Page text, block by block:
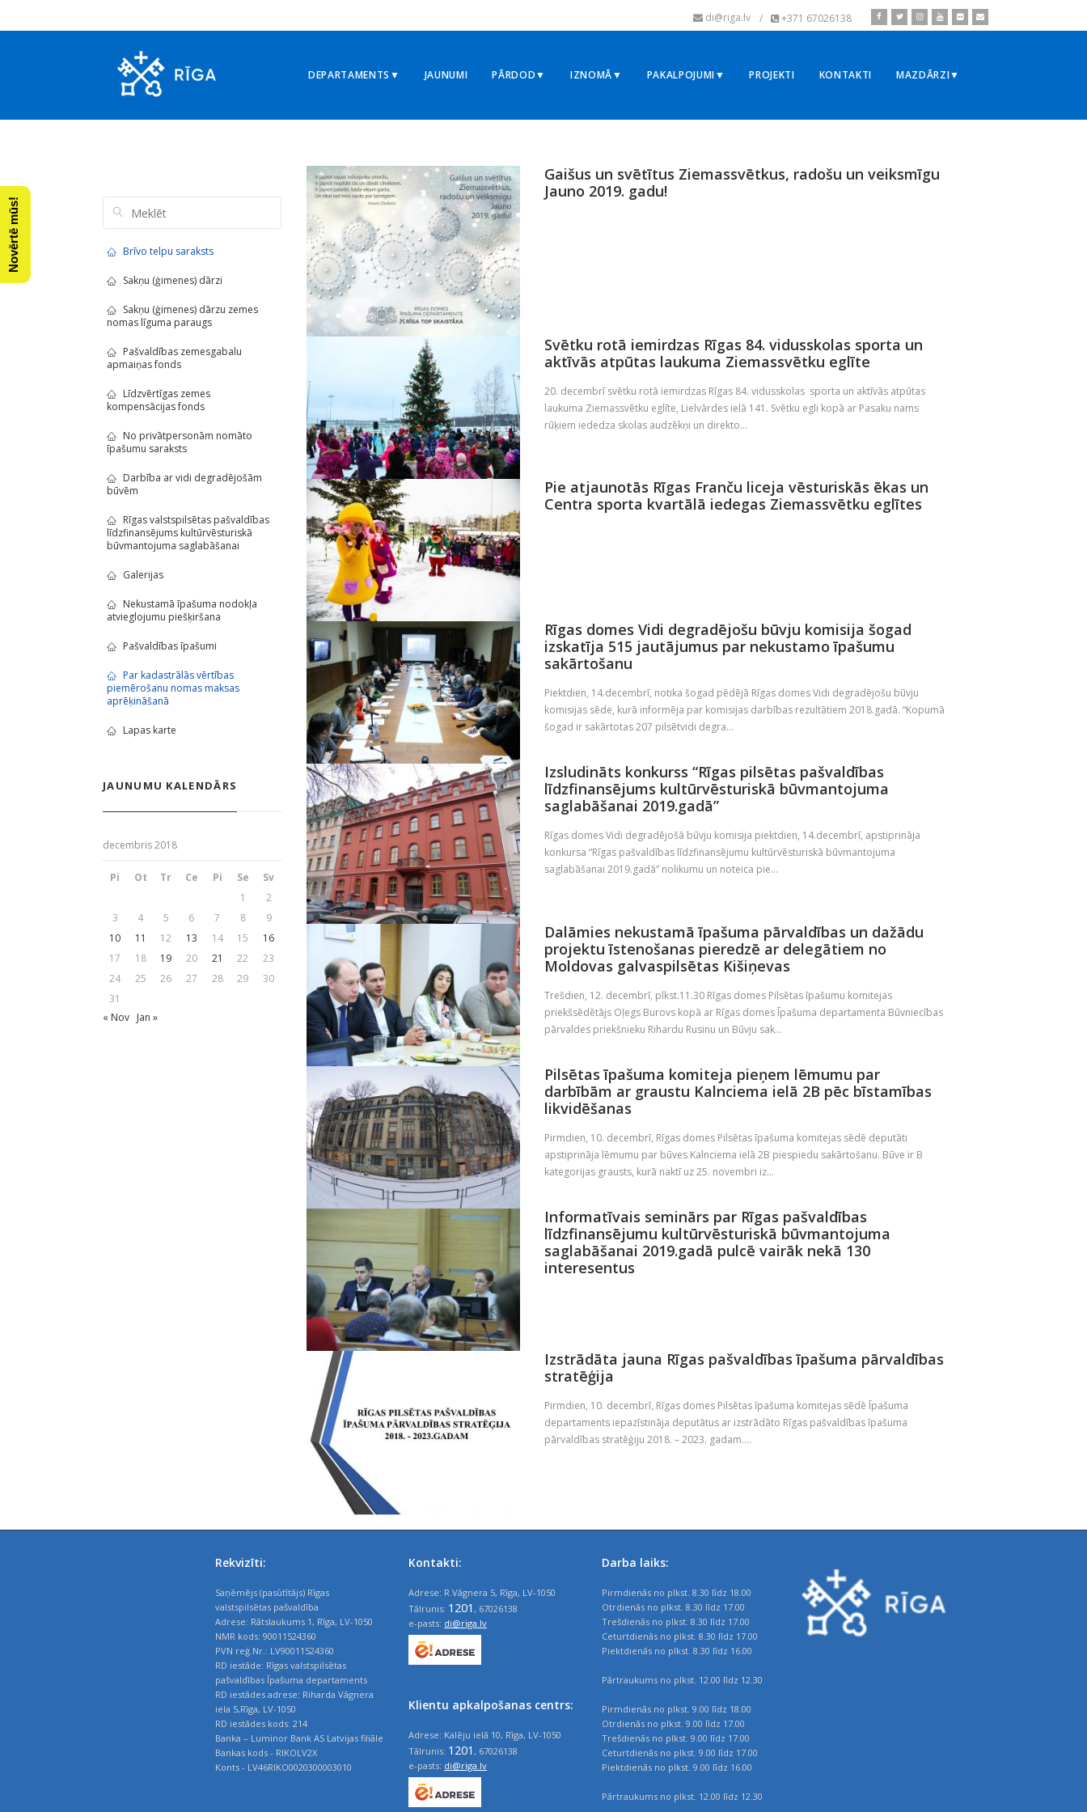
di@riga.lv / +371 67026138
DEPARTAMENTS▼ JAUNUMI PĀRDOD▼ IZNOMĀ▼ PAKALPOJUMI▼ PROJEKTI KONTAKTI MAZDĀRZI▼
Gaišus un svētītus Ziemassvētkus, radošu un veiksmīgu
Jauno 2019. gadu!
Svētku rotā iemirdzas Rīgas 84. vidusskolas sporta un
aktīvās atpūtas laukuma Ziemassvētku eglīte
20. decembrī svētku rotā iemirdzas Rīgas 84. vidusskolas sporta un aktīvās atpūtas
laukuma Ziemassvētku eglīte, Lielvārdes ielā 141. Svētku egli kopā ar Pasaku nams
rūķiem iededza skolas audzēkņi un direkto...
Pie atjaunotās Rīgas Franču liceja vēsturiskās ēkas un
Centra sporta kvartālā iedegas Ziemassvētku eglītes
Rīgas domes Vidi degradējošu būvju komisija šogad
izskatīja 515 jautājumus par nekustamo īpašumu
sakārtošanu
Piektdien, 14.decembrī, notika šogad pēdējā Rīgas domes Vidi degradējošu būvju
komisijas sēde, kurā informēja par komisijas darbības rezultātiem 2018.gadā. “Kopumā
šogad ir sakārtotas 207 pilsētvidi degra...
Izsludināts konkurss “Rīgas pilsētas pašvaldības
līdzfinansējums kultūrvēsturiskā būvmantojuma
saglabāšanai 2019.gadā”
Rīgas domes Vidi degradējošā būvju komisija piektdien, 14.decembrī, apstiprināja
konkursa “Rīgas pašvaldības līdzfinansējumu kultūrvēsturiskā būvmantojuma
saglabāšanai 2019.gadā” nolikumu un noteica pie...
Dalāmies nekustamā īpašuma pārvaldības un dažādu
projektu īstenošanas pieredzē ar delegātiem no
Moldovas galvaspilsētas Kišiņevas
Trešdien, 12. decembrī, plkst.11.30 Rīgas domes Pilsētas īpašumu komitejas
priekšsēdētājs Oļegs Burovs kopā ar Rīgas domes Īpašuma departamenta Būvniecības
pārvaldes priekšnieku Rihardu Rusinu un Būvju sak...
Pilsētas īpašuma komiteja pieņem lēmumu par
darbībām ar graustu Kalnciema ielā 2B pēc bīstamības
likvidēšanas
Pirmdien, 10. decembrī, Rīgas domes Pilsētas īpašuma komitejas sēdē deputāti
apstiprināja lēmumu par būves Kalnciema ielā 2B piespiedu sakārtošanu. Būve ir B
kategorijas grausts, kurā naktī uz 25. novembri iz...
Informatīvais seminārs par Rīgas pašvaldības
līdzfinansējumu kultūrvēsturiskā būvmantojuma
saglabāšanai 2019.gadā pulcē vairāk nekā 130
interesentus
Izstrādāta jauna Rīgas pašvaldības īpašuma pārvaldības
stratēģija
Pirmdien, 10. decembrī, Rīgas domes Pilsētas īpašuma komitejas sēdē Īpašuma
departaments iepazīstināja deputātus ar izstrādāto Rīgas pašvaldības īpašuma
pārvaldības stratēģiju 2018. – 2023. gadam....
Brīvo telpu saraksts
Sakņu (ģimenes) dārzi
Sakņu (ģimenes) dārzu zemes
nomas līguma paraugs
Pašvaldības zemesgabalu
apmaiņas fonds
Līdzvērtīgas zemes
kompensācijas fonds
No privātpersonām nomāto
īpašumu saraksts
Darbība ar vidi degradējošām
būvēm
Rīgas valstspilsētas pašvaldības
līdzfinansējums kultūrvēsturiskā
būvmantojuma saglabāšanai
Galerijas
Nekustamā īpašuma nodokļa
atvieglojumu piešķiršana
Pašvaldības īpašumi
Par kadastrālās vērtības
piemērošanu nomas maksas
aprēķināšanā
Lapas karte
JAUNUMU KALENDĀRS
decembris 2018
Pi Ot Tr Ce Pi Se
Sv
1
2
3
4 5 6 7 8
9
10
11 12 13 14 15
16
17
18 19 20 21 22
23
24
25 26 27 28 29
30
31
« Nov Jan »
Rekvizīti:
Saņēmējs (pasūtītājs) Rīgas
valstspilsētas pašvaldība
Adrese: Rātslaukums 1, Rīga, LV-1050
NMR kods: 90011524360
PVN reģ.Nr.: LV90011524360
RD iestāde: Rīgas valstspilsētas
pašvaldības Īpašuma departaments
RD iestādes adrese: Riharda Vāgnera
iela 5,Rīga, LV-1050
RD iestādes kods: 214
Banka – Luminor Bank AS Latvijas filiāle
Bankas kods - RIKOLV2X
Konts - LV46RIKO0020300003010
Kontakti:
Adrese: R.Vāgnera 5, Rīga, LV-1050
Tālrunis: 1201, 67026138
e-pasts: di@riga.lv
Klientu apkalpošanas centrs:
Adrese: Kalēju ielā 10, Rīga, LV-1050
Tālrunis: 1201, 67026138
e-pasts: di@riga.lv
Darba laiks:
Pirmdienās no plkst. 8.30 līdz 18.00
Otrdienās no plkst. 8.30 līdz 17.00
Trešdienās no plkst. 8.30 līdz 17.00
Ceturtdienās no plkst. 8.30 līdz 17.00
Piektdienās no plkst. 8.30 līdz 16.00
Pārtraukums no plkst. 12.00 līdz 12.30
Pirmdienās no plkst. 9.00 līdz 18.00
Otrdienās no plkst. 9.00 līdz 17.00
Trešdienās no plkst. 9.00 līdz 17.00
Ceturtdienās no plkst. 9.00 līdz 17.00
Piektdienās no plkst. 9.00 līdz 16.00
Pārtraukums no plkst. 12.00 līdz 12.30
Novērtē mūs!